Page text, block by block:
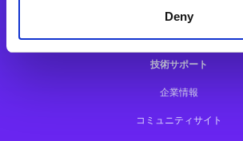
Deny
Magic xpi Cloud Gateway
技術サポート
企業情報
コミュニティサイト